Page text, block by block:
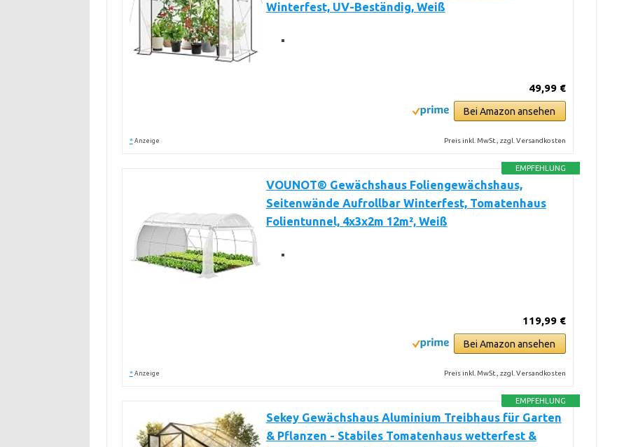
Winterfest, UV-Beständig, Weiß
49,99 €
Bei Amazon ansehen
* Anzeige Preis inkl. MwSt., zzgl. Versandkosten
EMPFEHLUNG
VOUNOT® Gewächshaus Foliengewächshaus,
Seitenwände Aufrollbar Winterfest, Tomatenhaus
Folientunnel, 4x3x2m 12m², Weiß
119,99 €
Bei Amazon ansehen
* Anzeige Preis inkl. MwSt., zzgl. Versandkosten
EMPFEHLUNG
Sekey Gewächshaus Aluminium Treibhaus für Garten
& Pflanzen - Stabiles Tomatenhaus wetterfest &